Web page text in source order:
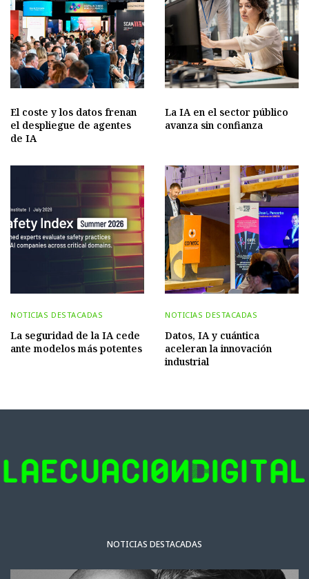
El coste y los datos frenan
el despliegue de agentes
de IA
La IA en el sector público
avanza sin confianza
NOTICIAS DESTACADAS
La seguridad de la IA cede
ante modelos más potentes
NOTICIAS DESTACADAS
Datos, IA y cuántica
aceleran la innovación
industrial
NOTICIAS DESTACADAS